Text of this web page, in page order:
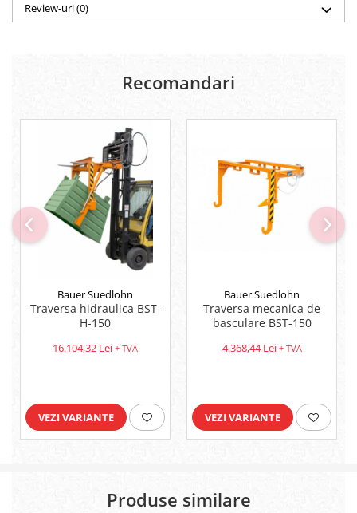
Review-uri(0)
Recomandari
Bauer Suedlohn
Traversa hidraulica BST-
H-150
16.104,32 Lei + TVA
VEZI VARIANTE
Bauer Suedlohn
Traversa mecanica de
basculare BST-150
4.368,44 Lei + TVA
VEZI VARIANTE
Produse similare